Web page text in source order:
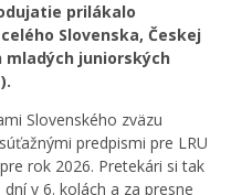
prilákalo
Slovenska, Českej
mladých juniorských
Slovenského zväzu
predpismi pre LRU
rok 2026. Pretekári si tak
v 6. kolách a za presne